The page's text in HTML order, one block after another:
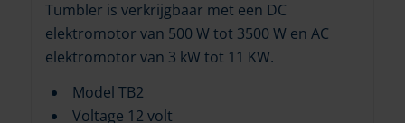
Tumbler is verkrijgbaar met een DC
elektromotor van 500 W tot 3500 W en AC
elektromotor van 3 kW tot 11 KW.
Model TB2
Voltage 12 volt